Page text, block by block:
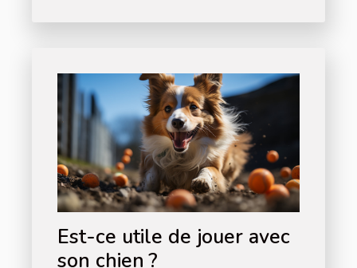
Est-ce utile de jouer avec
son chien ?